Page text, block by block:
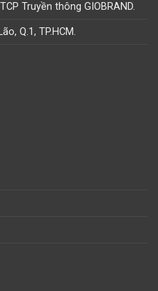
Truyền thông GIOBRAND.
Q.1, TP.HCM.